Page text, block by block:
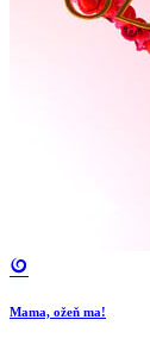
Mama, ožeň ma!